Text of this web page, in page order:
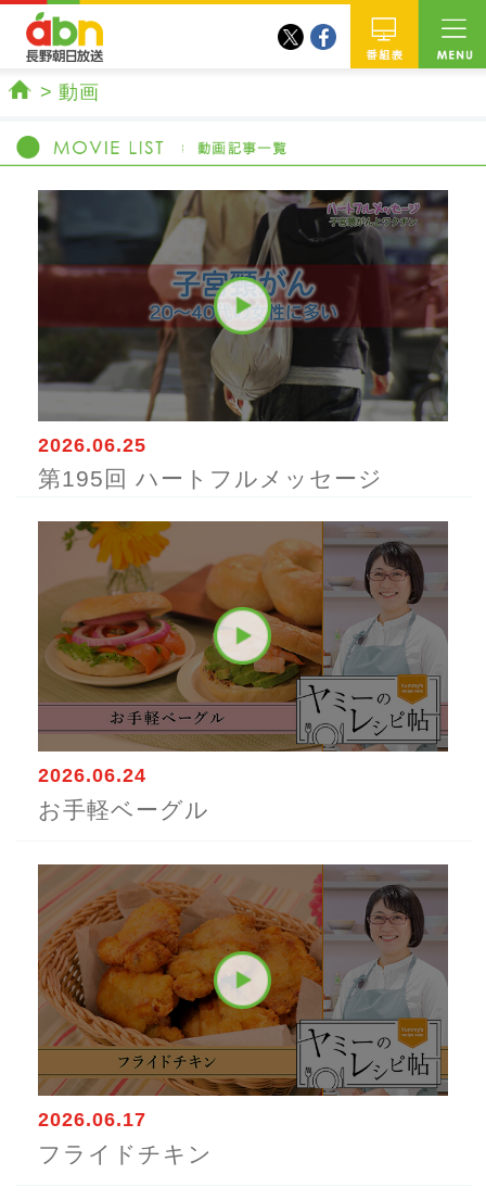
twitterfacebook
動画
2026.06.25
第195回 ハートフルメッセージ
2026.06.24
お手軽ベーグル
2026.06.17
フライドチキン